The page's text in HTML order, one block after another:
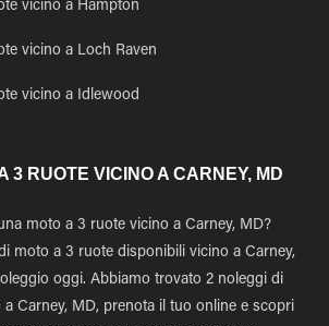
vicino a Hampton
vicino a Loch Raven
vicino a Idlewood
3 RUOTE VICINO A CARNEY, MD
moto a 3 ruote vicino a Carney, MD?
moto a 3 ruote disponibili vicino a Carney,
oggi. Abbiamo trovato 2 noleggi di
Carney, MD, prenota il tuo online e scopri